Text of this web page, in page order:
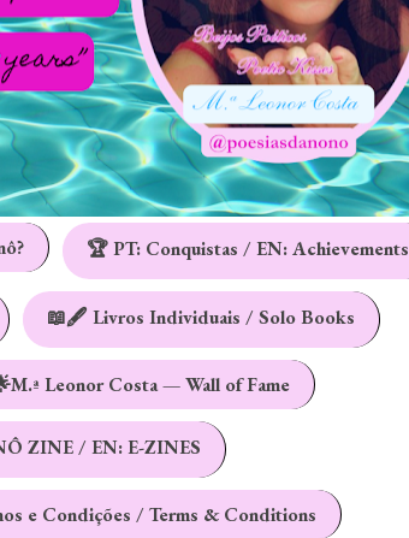
🏆 PT: Conquistas / EN: Achievements
📖🖋️ Livros Individuais / Solo Books
Leonor Costa — Wall of Fame
ZINE / EN: E-ZINES
e Condições / Terms & Conditions